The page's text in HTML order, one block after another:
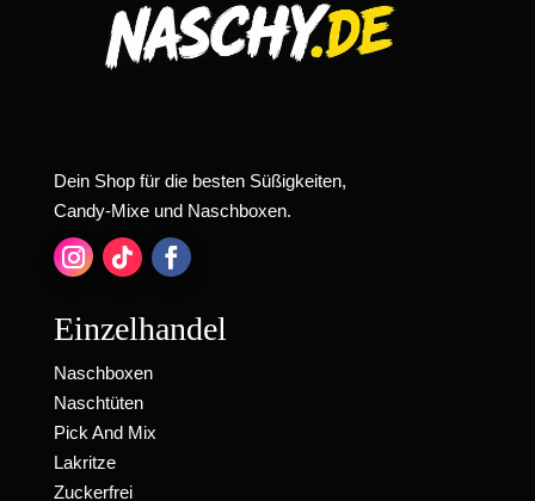
Produktseite
gewählt
Dein Shop für die besten Süßigkeiten,
Candy-Mixe und Naschboxen.
Einzelhandel
Naschboxen
Naschtüten
Pick And Mix
Lakritze
Zuckerfrei